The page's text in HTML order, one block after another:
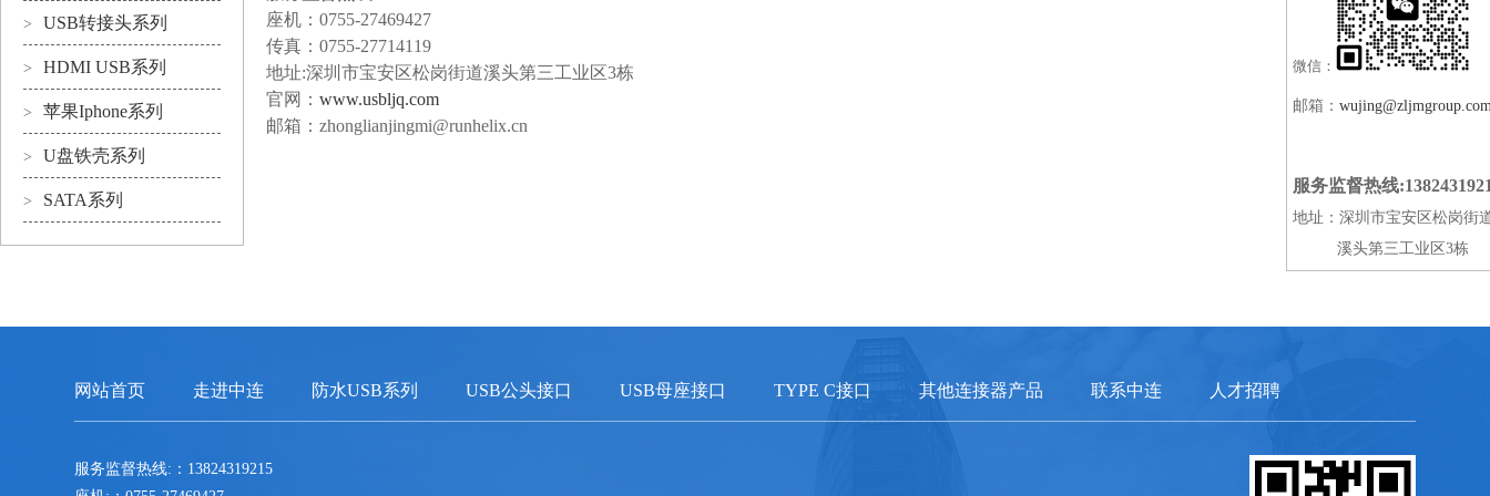
> USB转接头系列
> HDMI USB系列
> 苹果Iphone系列
> U盘铁壳系列
> SATA系列
座机：0755-27469427
传真：0755-27714119
地址:深圳市宝安区松岗街道溪头第三工业区3栋
官网： www.usbljq.com
邮箱：zhonglianjingmi@runhelix.cn
微信：
邮箱：
服务监督热线
地址：深圳市宝安区松岗街
溪头第三工业区3栋
网站首页 走进中连 防水USB系列 USB公头接口 USB母座接口 TYPE C接口 其他连接器产品 联系中连 人才招聘
服务监督热线:：13824319215